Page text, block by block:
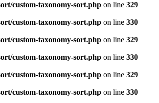
custom-taxonomy-sort.php on line 329
custom-taxonomy-sort.php on line 330
custom-taxonomy-sort.php on line 329
custom-taxonomy-sort.php on line 330
custom-taxonomy-sort.php on line 329
custom-taxonomy-sort.php on line 330